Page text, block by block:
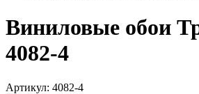
Виниловые обои
4082-4
Артикул: 4082-4